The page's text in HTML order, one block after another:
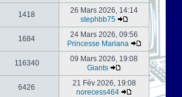
1418
26 Mars 2026, 14:14
stephbb75
1684
24 Mars 2026, 09:56
Princesse Mariana
116340
09 Mars 2026, 19:08
Giants
6426
21 Fév 2026, 19:08
norecess464